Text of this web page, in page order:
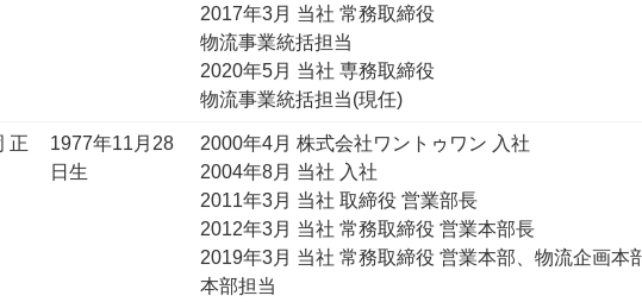
2017年3月 当社 常務取締役
物流事業統括担当
2020年5月 当社 専務取締役
物流事業統括担当(現任)
正
1977年11月28
日生
2000年4月 株式会社ワントゥワン 入社
2004年8月 当社 入社
2011年3月 当社 取締役 営業部長
2012年3月 当社 常務取締役 営業本部長
2019年3月 当社 常務取締役 営業本部、物流企画本
本部担当